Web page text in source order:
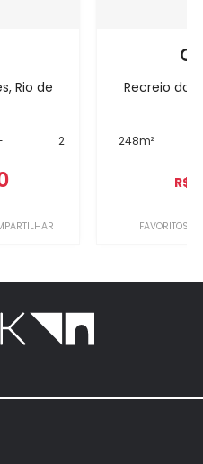
Rio de
2
Recreio dos
248m²
R$
FAVORITOS